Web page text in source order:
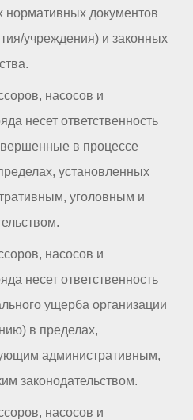
нормативных документов
учреждения) и законных
насосов и
несет ответственность
в процессе
установленных
уголовным и
насосов и
несет ответственность
ущерба организации
в пределах,
административным,
законодательством.
насосов и